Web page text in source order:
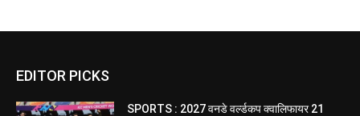
EDITOR PICKS
SPORTS : 2027 वनडे वर्ल्डकप क्वालिफायर 21